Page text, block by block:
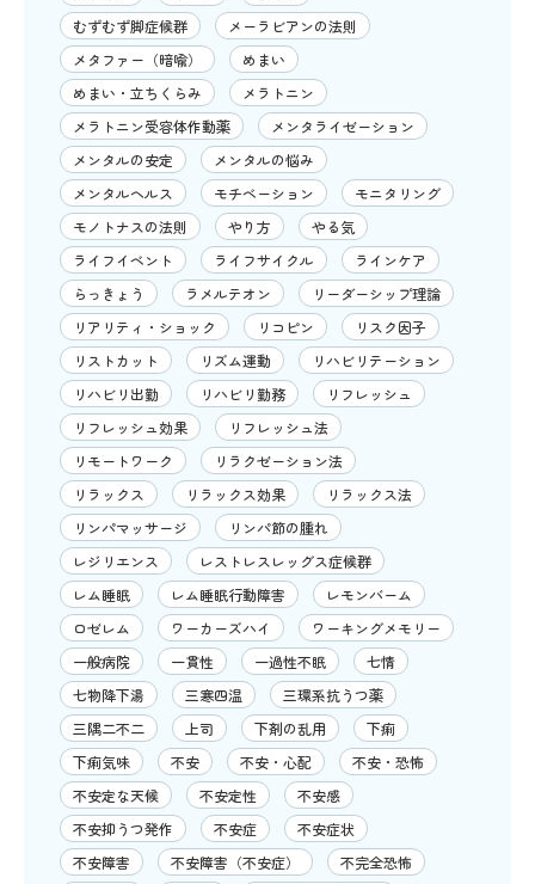
むずむず脚症候群
メーラビアンの法則
メタファー（暗喩）
めまい
めまい・立ちくらみ
メラトニン
メラトニン受容体作動薬
メンタライゼーション
メンタルの安定
メンタルの悩み
メンタルヘルス
モチベーション
モニタリング
モノトナスの法則
やり方
やる気
ライフイベント
ライフサイクル
ラインケア
らっきょう
ラメルテオン
リーダーシップ理論
リアリティ・ショック
リコピン
リスク因子
リストカット
リズム運動
リハビリテーション
リハビリ出勤
リハビリ勤務
リフレッシュ
リフレッシュ効果
リフレッシュ法
リモートワーク
リラクゼーション法
リラックス
リラックス効果
リラックス法
リンパマッサージ
リンパ節の腫れ
レジリエンス
レストレスレッグス症候群
レム睡眠
レム睡眠行動障害
レモンバーム
ロゼレム
ワーカーズハイ
ワーキングメモリー
一般病院
一貫性 一過性不眠
七情
七物降下湯
三寒四温
三環系抗うつ薬
三隅二不二
上司 下剤の乱用
下痢
下痢気味
不安 不安・心配
不安・恐怖
不安定な天候
不安定性
不安感
不安抑うつ発作
不安症
不安症状
不安障害
不安障害（不安症）
不完全恐怖